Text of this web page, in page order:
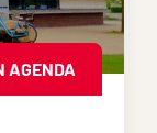
AGENDA